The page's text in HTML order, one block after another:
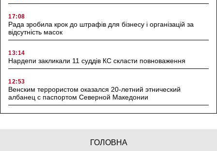
17:08
Рада зробила крок до штрафів для бізнесу і організацій за
відсутність масок
13:14
Нардепи закликали 11 суддів КС скласти повноваження
12:53
Венским террористом оказался 20-летний этнический
албанец с паспортом Северной Македонии
ГОЛОВНА